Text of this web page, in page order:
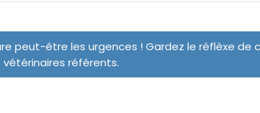
peut-être les urgences ! Gardez le réflèxe de
référents.